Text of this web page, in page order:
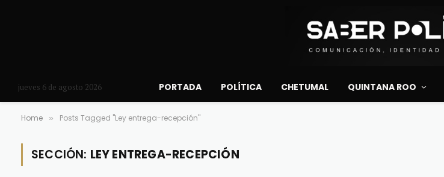
jueves 6 de agosto 2026 PORTADA POLÍTICA CHETUMAL QUINTANA ROO
Home » Posts Tagged "Ley entrega-recepción"
SECCIÓN: LEY ENTREGA-RECEPCIÓN